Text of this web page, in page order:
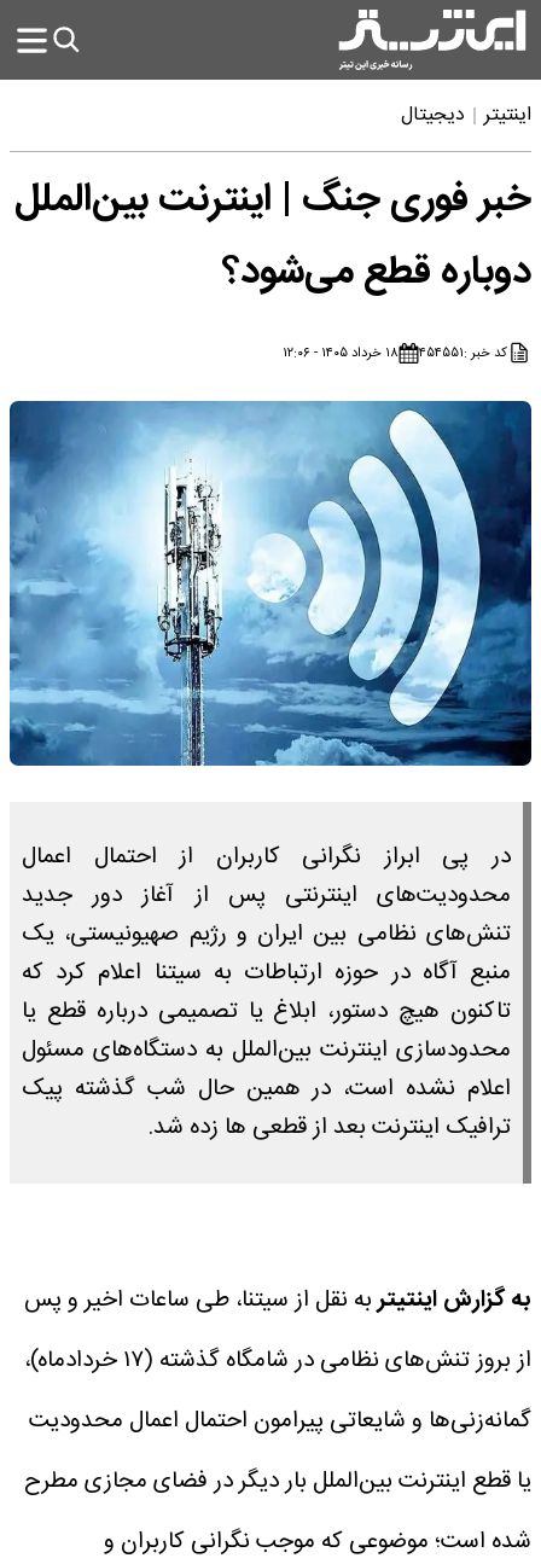
اینتیتر دیجیتال
خبر فوری جنگ | اینترنت بین‌الملل
دوباره قطع می‌شود؟
کد خبر :۴۵۴۵۵۱ ۱۸ خرداد ۱۴۰۵ - ۱۲:۰۶
در پی ابراز نگرانی کاربران از احتمال اعمال
محدودیت‌های اینترنتی پس از آغاز دور جدید
تنش‌های نظامی بین ایران و رژیم صهیونیستی، یک
منبع آگاه در حوزه ارتباطات به سیتنا اعلام کرد که
تاکنون هیچ دستور، ابلاغ یا تصمیمی درباره قطع یا
محدودسازی اینترنت بین‌الملل به دستگاه‌های مسئول
اعلام نشده است، در همین حال شب گذشته پیک
ترافیک اینترنت بعد از قطعی ها زده شد.
به گزارش اینتیتربه نقل از سیتنا، طی ساعات اخیر و پس
از بروز تنش‌های نظامی در شامگاه گذشته (۱۷ خردادماه)،
گمانه‌زنی‌ها و شایعاتی پیرامون احتمال اعمال محدودیت
یا قطع اینترنت بین‌الملل بار دیگر در فضای مجازی مطرح
شده است؛ موضوعی که موجب نگرانی کاربران و